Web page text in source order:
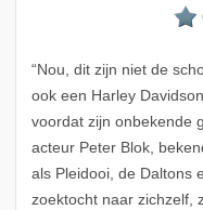
“Nou, dit zijn niet de
ook een Harley
voordat zijn onbekende
acteur Peter Blok,
als Pleidooi, de Daltons
zoektocht naar zichzelf,